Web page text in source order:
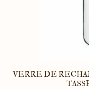
VERRE DE